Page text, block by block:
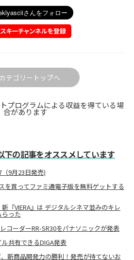
カテゴリートップへ
プログラムによる収益を得ている場
合があります
下の記事をオススメしています
9月23日発売)
を買ってファミ通電子版を無料ゲットする
『VIERA』は デジタルシネマ並みのキレ
らった
コーダーRR-SR30をパナソニックが発表
共有できるDIGA発表
新商品開発力の勝利！発売が待てないお